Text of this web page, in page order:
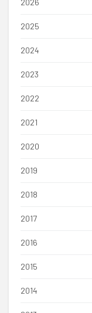
2026
2025
2024
2023
2022
2021
2020
2019
2018
2017
2016
2015
2014